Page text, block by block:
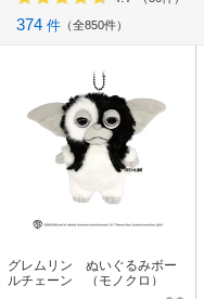
374 件 全850件
グレムリン ぬいぐるみボー
ルチェーン （モノクロ）